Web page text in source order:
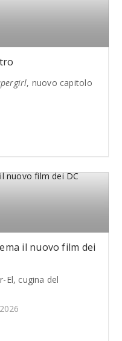
, nuovo capitolo
il nuovo film dei
El, cugina del